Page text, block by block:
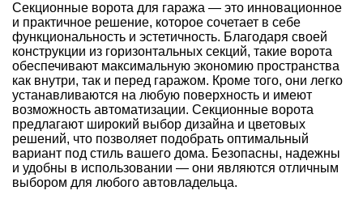
Секционные ворота для гаража — это инновационное
и практичное решение, которое сочетает в себе
функциональность и эстетичность. Благодаря своей
конструкции из горизонтальных секций, такие ворота
обеспечивают максимальную экономию пространства
как внутри, так и перед гаражом. Кроме того, они легко
устанавливаются на любую поверхность и имеют
возможность автоматизации. Секционные ворота
предлагают широкий выбор дизайна и цветовых
решений, что позволяет подобрать оптимальный
вариант под стиль вашего дома. Безопасны, надежны
и удобны в использовании — они являются отличным
выбором для любого автовладельца.